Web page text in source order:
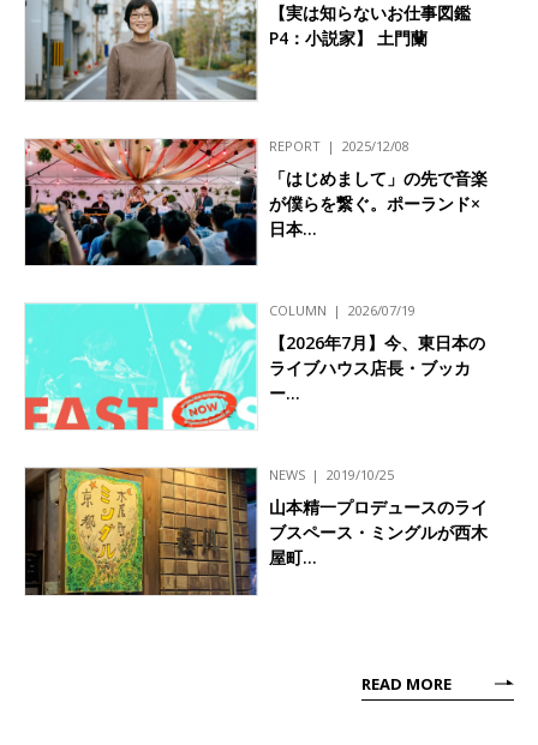
【実は知らないお仕事図鑑
P4：小説家】 土門蘭
REPORT 2025/12/08
「はじめまして」の先で音楽
が僕らを繋ぐ。ポーランド×
日本…
COLUMN 2026/07/19
【2026年7月】今、東日本の
ライブハウス店長・ブッカ
ー…
NEWS 2019/10/25
山本精一プロデュースのライ
ブスペース・ミングルが西木
屋町…
READ MORE